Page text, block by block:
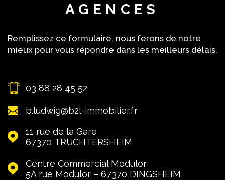
AGENCES
Remplissez ce formulaire, nous ferons de notre
mieux pour vous répondre dans les meilleurs délais.
03 88 28 45 52
b.ludwig@b2l-immobilier.fr
11 rue de la Gare
67370
TRUCHTERSHEIM
Centre Commercial Modulor
5A rue Modulor – 67370
DINGSHEIM